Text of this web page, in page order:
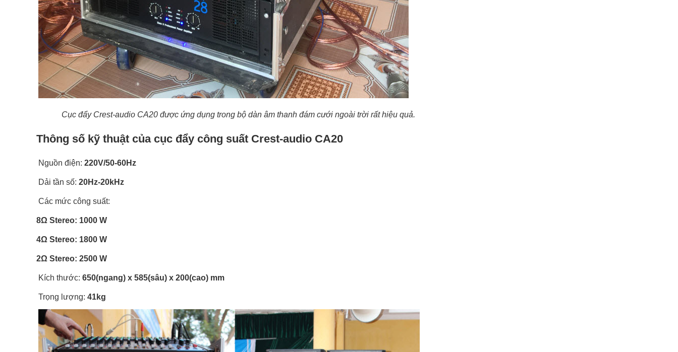
Cục đẩy Crest-audio CA20 được ứng dụng trong bộ dàn âm thanh đám cưới ngoài trời rất hiệu quả.
Thông số kỹ thuật của cục đẩy công suất Crest-audio CA20
Nguồn điện: 220V/50-60Hz
Dải tần số: 20Hz-20kHz
Các mức công suất:
8Ω Stereo: 1000 W
4Ω Stereo: 1800 W
2Ω Stereo: 2500 W
Kích thước: 650(ngang) x 585(sâu) x 200(cao) mm
Trọng lượng: 41kg